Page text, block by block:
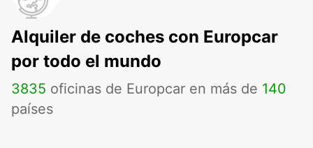
Alquiler de coches con Europcar
por todo el mundo
3835 oficinas de Europcar en más de 140
países